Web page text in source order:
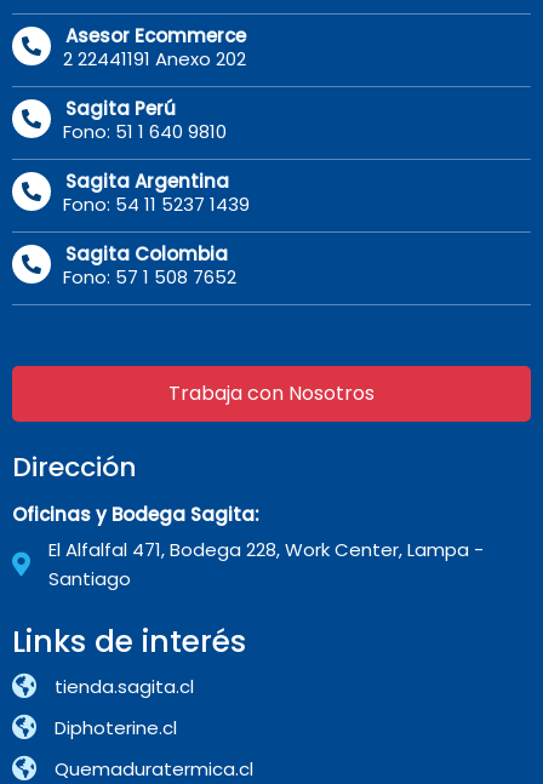
Asesor Ecommerce
2 22441191 Anexo 202
Sagita Perú
Fono: 51 1 640 9810
Sagita Argentina
Fono: 54 11 5237 1439
Sagita Colombia
Fono: 57 1 508 7652
Trabaja con Nosotros
Dirección
Oficinas y Bodega Sagita:
El Alfalfal 471, Bodega 228, Work Center, Lampa -
Santiago
Links de interés
tienda.sagita.cl
Diphoterine.cl
Quemaduratermica.cl